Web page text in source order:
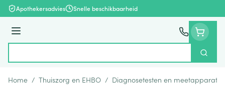
Ga naar de inhoud
Apothekersadvies Snelle beschikbaarheid
Menu
Zoek
Home / Thuiszorg en EHBO / Diagnosetesten en